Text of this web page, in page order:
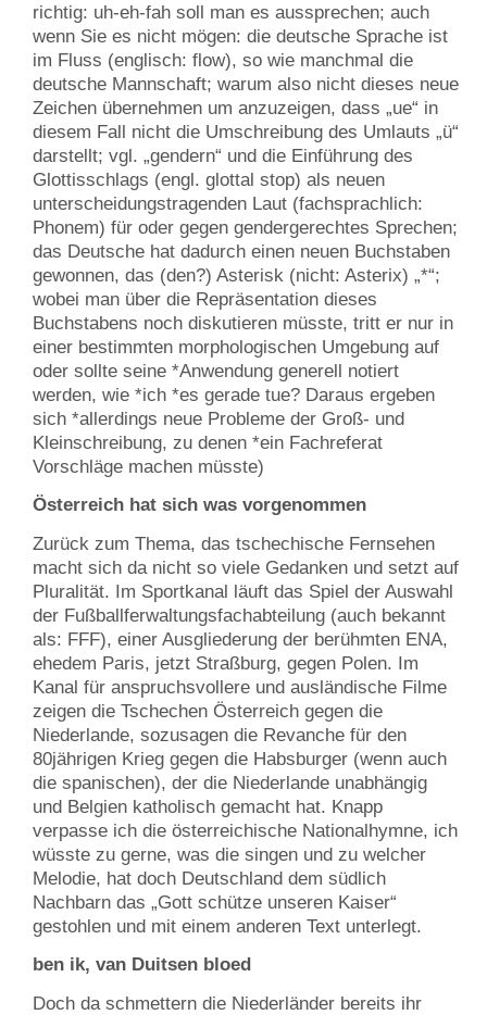
richtig: uh-eh-fah soll man es aussprechen; auch
wenn Sie es nicht mögen: die deutsche Sprache ist
im Fluss (englisch: flow), so wie manchmal die
deutsche Mannschaft; warum also nicht dieses neue
Zeichen übernehmen um anzuzeigen, dass „ue“ in
diesem Fall nicht die Umschreibung des Umlauts „ü“
darstellt; vgl. „gendern“ und die Einführung des
Glottisschlags (engl. glottal stop) als neuen
unterscheidungstragenden Laut (fachsprachlich:
Phonem) für oder gegen gendergerechtes Sprechen;
das Deutsche hat dadurch einen neuen Buchstaben
gewonnen, das (den?) Asterisk (nicht: Asterix) „*“;
wobei man über die Repräsentation dieses
Buchstabens noch diskutieren müsste, tritt er nur in
einer bestimmten morphologischen Umgebung auf
oder sollte seine *Anwendung generell notiert
werden, wie *ich *es gerade tue? Daraus ergeben
sich *allerdings neue Probleme der Groß- und
Kleinschreibung, zu denen *ein Fachreferat
Vorschläge machen müsste)
Österreich hat sich was vorgenommen
Zurück zum Thema, das tschechische Fernsehen
macht sich da nicht so viele Gedanken und setzt auf
Pluralität. Im Sportkanal läuft das Spiel der Auswahl
der Fußballferwaltungsfachabteilung (auch bekannt
als: FFF), einer Ausgliederung der berühmten ENA,
ehedem Paris, jetzt Straßburg, gegen Polen. Im
Kanal für anspruchsvollere und ausländische Filme
zeigen die Tschechen Österreich gegen die
Niederlande, sozusagen die Revanche für den
80jährigen Krieg gegen die Habsburger (wenn auch
die spanischen), der die Niederlande unabhängig
und Belgien katholisch gemacht hat. Knapp
verpasse ich die österreichische Nationalhymne, ich
wüsste zu gerne, was die singen und zu welcher
Melodie, hat doch Deutschland dem südlich
Nachbarn das „Gott schütze unseren Kaiser“
gestohlen und mit einem anderen Text unterlegt.
ben ik, van Duitsen bloed
Doch da schmettern die Niederländer bereits ihr